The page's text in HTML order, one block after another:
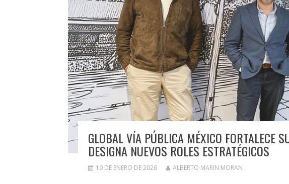
GLOBAL VÍA PÚBLICA MÉXICO FORTALECE
DESIGNA NUEVOS ROLES ESTRATÉGICOS
19 DE ENERO DE 2026 ALBERTO MARIN MORAN